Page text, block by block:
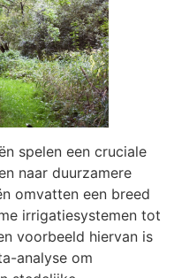
spelen een cruciale
naar duurzamere
omvatten een breed
irrigatiesystemen tot
voorbeeld hiervan is
analyse om